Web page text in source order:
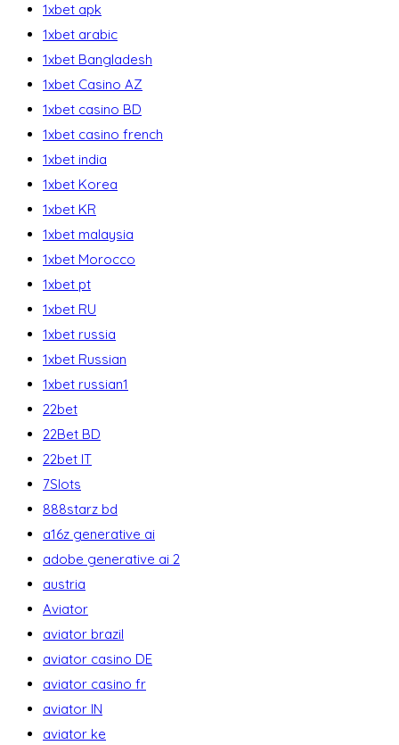
1xbet apk
1xbet arabic
1xbet Bangladesh
1xbet Casino AZ
1xbet casino BD
1xbet casino french
1xbet india
1xbet Korea
1xbet KR
1xbet malaysia
1xbet Morocco
1xbet pt
1xbet RU
1xbet russia
1xbet Russian
1xbet russian1
22bet
22Bet BD
22bet IT
7Slots
888starz bd
a16z generative ai
adobe generative ai 2
austria
Aviator
aviator brazil
aviator casino DE
aviator casino fr
aviator IN
aviator ke